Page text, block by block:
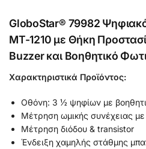
GloboStar® 79982
MT-1210 με Θήκη
Buzzer και Βοηθητικό
Χαρακτηριστικά Προϊόντος:
Οθόνη: 3 ½ ψηφίων με
Μέτρηση ωμικής συνέχειας
Μέτρηση διόδου & transistor
Ένδειξη χαμηλής στάθμης